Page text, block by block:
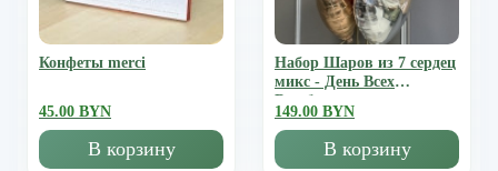
Конфеты merci
45.00 BYN
В корзину
Набор Шаров из 7 сердец
микс - День Всех
Влюбленных
149.00 BYN
В корзину